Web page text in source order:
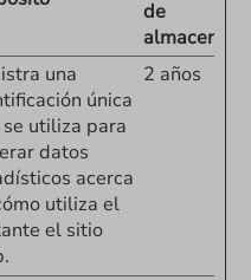
de
una
única
utiliza para
datos
acerca
utiliza el
el sitio
2 años